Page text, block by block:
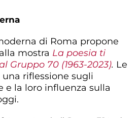
di Roma propone
mostra La poesia ti
Gruppo 70 (1963-2023). Le
riflessione sugli
e la loro influenza sulla